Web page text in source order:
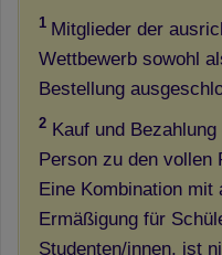
1 Mitglieder der
Wettbewerb sowohl
Bestellung
2 Kauf und
Person zu den vollen
Eine Kombination mit
Ermäßigung für
Studenten/innen, ist